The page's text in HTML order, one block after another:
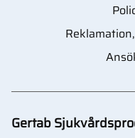
Gertab